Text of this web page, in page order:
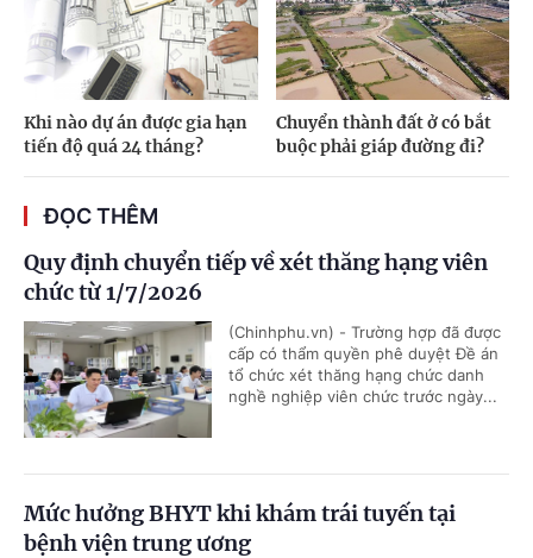
Khi nào dự án được gia hạn
tiến độ quá 24 tháng?
Chuyển thành đất ở có bắt
buộc phải giáp đường đi?
ĐỌC THÊM
Quy định chuyển tiếp về xét thăng hạng viên
chức từ 1/7/2026
(Chinhphu.vn) - Trường hợp đã được
cấp có thẩm quyền phê duyệt Đề án
tổ chức xét thăng hạng chức danh
nghề nghiệp viên chức trước ngày...
Mức hưởng BHYT khi khám trái tuyến tại
bệnh viện trung ương